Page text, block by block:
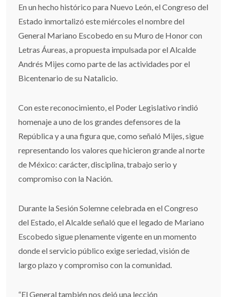
En un hecho histórico para Nuevo León, el Congreso del
Estado inmortalizó este miércoles el nombre del
General Mariano Escobedo en su Muro de Honor con
Letras Áureas, a propuesta impulsada por el Alcalde
Andrés Mijes como parte de las actividades por el
Bicentenario de su Natalicio.
Con este reconocimiento, el Poder Legislativo rindió
homenaje a uno de los grandes defensores de la
República y a una figura que, como señaló Mijes, sigue
representando los valores que hicieron grande al norte
de México: carácter, disciplina, trabajo serio y
compromiso con la Nación.
Durante la Sesión Solemne celebrada en el Congreso
del Estado, el Alcalde señaló que el legado de Mariano
Escobedo sigue plenamente vigente en un momento
donde el servicio público exige seriedad, visión de
largo plazo y compromiso con la comunidad.
“El General también nos dejó una lección